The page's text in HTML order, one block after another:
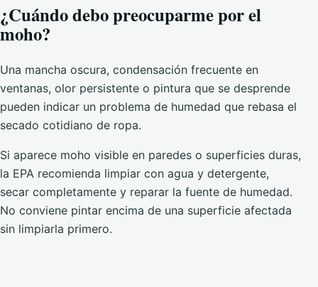
¿Cuándo debo preocuparme por el
moho?
Una mancha oscura, condensación frecuente en
ventanas, olor persistente o pintura que se desprende
pueden indicar un problema de humedad que rebasa el
secado cotidiano de ropa.
Si aparece moho visible en paredes o superficies duras,
la EPA recomienda limpiar con agua y detergente,
secar completamente y reparar la fuente de humedad.
No conviene pintar encima de una superficie afectada
sin limpiarla primero.